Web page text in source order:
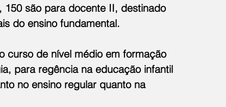
são para docente II, destinado
do ensino fundamental.
curso de nível médio em formação
para regência na educação infantil
no ensino regular quanto na